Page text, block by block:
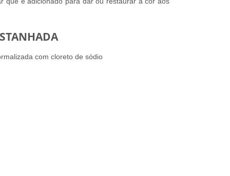
com cloreto de sódio